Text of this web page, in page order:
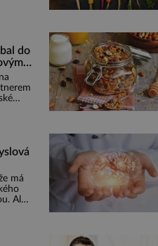
jen
tráví
je
s
do
má
Ale